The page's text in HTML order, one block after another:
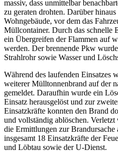
massiv, dass unmittelbar
zu geraten drohten. Darüber
Wohngebäude, vor dem das
Müllcontainer. Durch das schnelle
ein Übergreifen der Flammen auf
werden. Der brennende Pkw
Strahlrohr sowie Wasser und
Während des laufenden Einsatzes
weiterer Mülltonnenbrand auf der
gemeldet. Daraufhin wurde ein
Einsatz herausgelöst und zur
Einsatzkräfte konnten den Brand
und vollständig ablöschen.
die Ermittlungen zur
insgesamt 18 Einsatzkräfte der
und Löbtau sowie der U-Dienst.